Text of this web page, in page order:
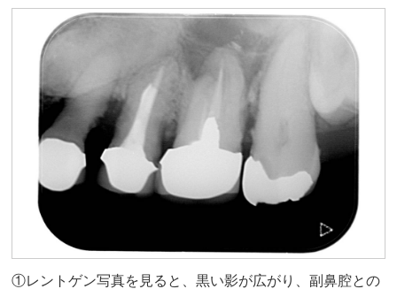
①レントゲン写真を見ると、黒い影が広がり、副鼻腔との